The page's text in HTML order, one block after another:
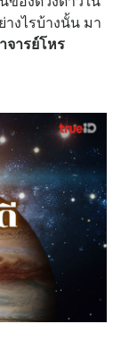
งไรบ้างนั้น มา
จารย์โหร